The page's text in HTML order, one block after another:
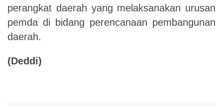
perangkat daerah yang melaksanakan urusan
pemda di bidang perencanaan pembangunan
daerah.
(Deddi)